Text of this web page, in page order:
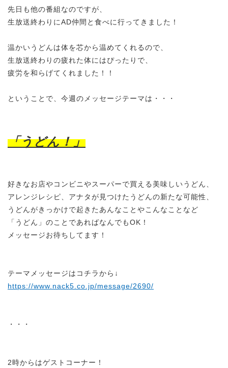
先日も 他の番組なのですが、
生放送終わりにAD仲間と食べに行ってきました！
温かいうどんは体を芯から温めてくれるので、
生放送終わりの疲れた体にはぴったりで、
疲労を和らげてくれました！！
ということで、今週のメッセージテーマは・・・
「うどん！」
好きなお店やコンビニやスーパーで買える美味しいうどん、
アレンジレシピ、アナタが見つけたうどんの新たな可能性、
うどんがきっかけで起きたあんなことやこんなことなど
「うどん」のことであればなんでもOK！
メッセージお待ちしてます！
テーマメッセージはコチラから↓
https://www.nack5.co.jp/message/2690/
・・・
2時からはゲストコーナー！